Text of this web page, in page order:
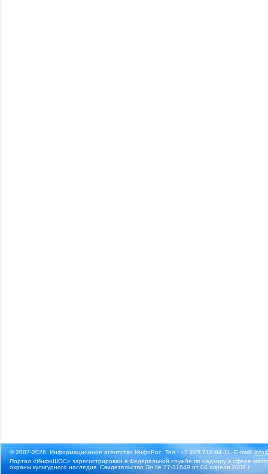
© 2007-2026, Информационное агентство ИнфоРос. Тел.: +7 495 718-84-11, E-mail:
Портал «ИнфоШОС» зарегистрирован в Федеральной службе по надзору в сфере
охраны культурного наследия. Свидетельство Эл № 77-31649 от 04 апреля 2008 г.